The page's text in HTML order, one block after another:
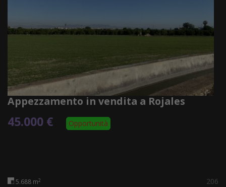
Appezzamento in vendita a Rojales
45.000 € Opportunità
5.688 m2 206